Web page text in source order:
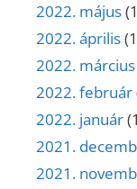
2022. május
2022. április
2022. március
2022. február
2022. január
2021.
2021.